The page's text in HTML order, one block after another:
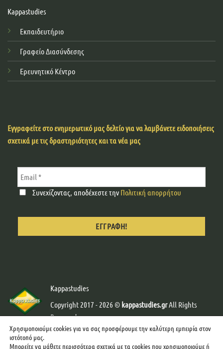
Kappastudies
Εκπαιδευτήριο
Γραφείο Διασύνδεσης
Ερευνητικό Κέντρο
Εγγραφείτε στο ενημερωτικό μας δελτίο για να λαμβάνετε ειδοποιήσεις
σχετικά με τις δραστηριότητες και τα νέα μας
Συνεχίζοντας, αποδέχεστε την Πολιτική απορρήτου
Kappastudies
Copyright 2017 - 2026 © kappastudies.grAll Rights
Reserved.
Developed & Designed byWeb-Creator-Graphics by
mcgraphics
Χρησιμοποιούμε cookies για να σας προσφέρουμε την καλύτερη εμπειρία στον
ιστότοπό μας.
Μπορείτε να μάθετε περισσότερα σχετικά με τα cookies που χρησιμοποιούμε ή